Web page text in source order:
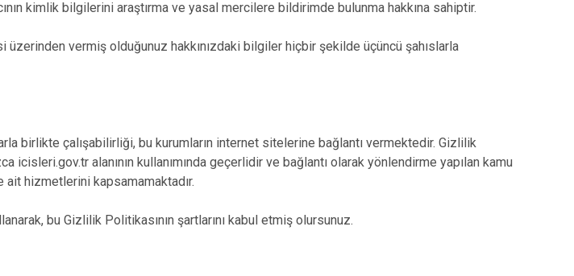
kimlik bilgilerini araştırma ve yasal mercilere bildirimde bulunma hakkına sahiptir.
vermiş olduğunuz hakkınızdaki bilgiler hiçbir şekilde üçüncü şahıslarla
çalışabilirliği, bu kurumların internet sitelerine bağlantı vermektedir. Gizlilik
icisleri.gov.tr alanının kullanımında geçerlidir ve bağlantı olarak yönlendirme yapılan kamu
hizmetlerini kapsamamaktadır.
bu Gizlilik Politikasının şartlarını kabul etmiş olursunuz.